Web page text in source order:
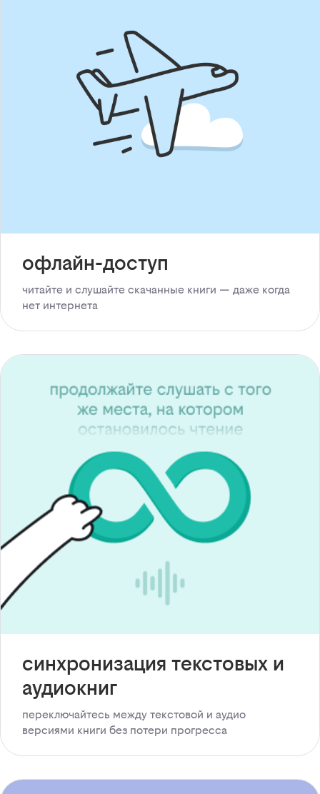
офлайн-доступ
читайте и слушайте скачанные книги — даже когда
нет интернета
синхронизация текстовых и
аудиокниг
переключайтесь между текстовой и аудио
версиями книги без потери прогресса